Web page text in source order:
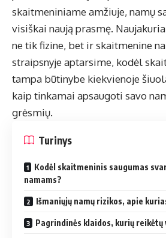
skaitmeniniame amžiuje, namų
visiškai naują prasmę.
ne tik fizine, bet ir skaitmenine
straipsnyje aptarsime, kodėl
tampa būtinybe kiekvienoje
kaip tinkamai apsaugoti savo
grėsmių.
Turinys
Kodėl skaitmeninis saugumas
namams?
Išmaniųjų namų rizikos, apie
Pagrindinės klaidos, kurių reikėtų